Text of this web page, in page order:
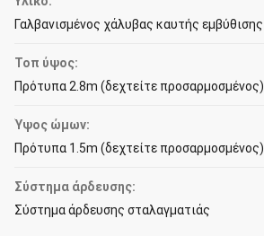
Γαλβανισμένος χάλυβας καυτής εμβύθισης
Τοπ ύψος:
Πρότυπα 2.8m (δεχτείτε προσαρμοσμένος)
Ύψος ώμων:
Πρότυπα 1.5m (δεχτείτε προσαρμοσμένος)
Σύστημα άρδευσης:
Σύστημα άρδευσης σταλαγματιάς